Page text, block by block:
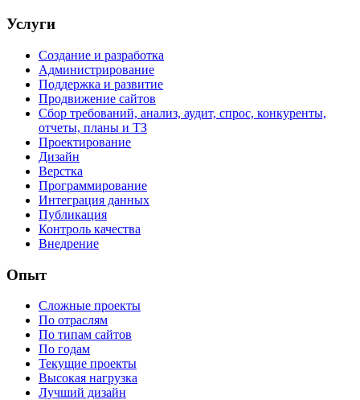
Услуги
Создание и разработка
Администрирование
Поддержка и развитие
Продвижение сайтов
Сбор требований, анализ, аудит, спрос, конкуренты,
отчеты, планы и ТЗ
Проектирование
Дизайн
Верстка
Программирование
Интеграция данных
Публикация
Контроль качества
Внедрение
Опыт
Сложные проекты
По отраслям
По типам сайтов
По годам
Текущие проекты
Высокая нагрузка
Лучший дизайн